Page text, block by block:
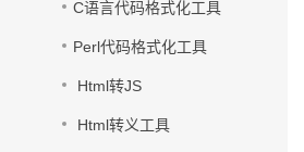
C语言代码格式化工具
Perl代码格式化工具
Html转JS
Html转义工具